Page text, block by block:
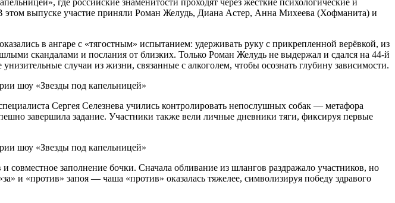
выпуске участие приняли Роман Желудь, Диана Астер, Анна Михеева (Хофманита) и
в ангаре с «тягостным» испытанием: удерживать руку с прикрепленной верёвкой, из
скандалами и послания от близких. Только Роман Желудь не выдержал и сдался на 44-й
случаи из жизни, связанные с алкоголем, чтобы осознать глубину зависимости.
Сергея Селезнева учились контролировать непослушных собак — метафора
завершила задание. Участники также вели личные дневники тяги, фиксируя первые
заполнение бочки. Сначала обливание из шлангов раздражало участников, но
и «против» запоя — чаша «против» оказалась тяжелее, символизируя победу здравого